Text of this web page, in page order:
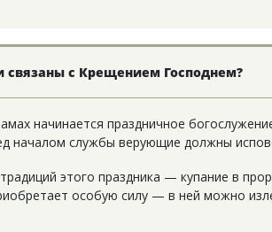
связаны с Крещением Господнем?
начинается праздничное
началом службы верующие должны
этого праздника — купание в
особую силу — в ней можно